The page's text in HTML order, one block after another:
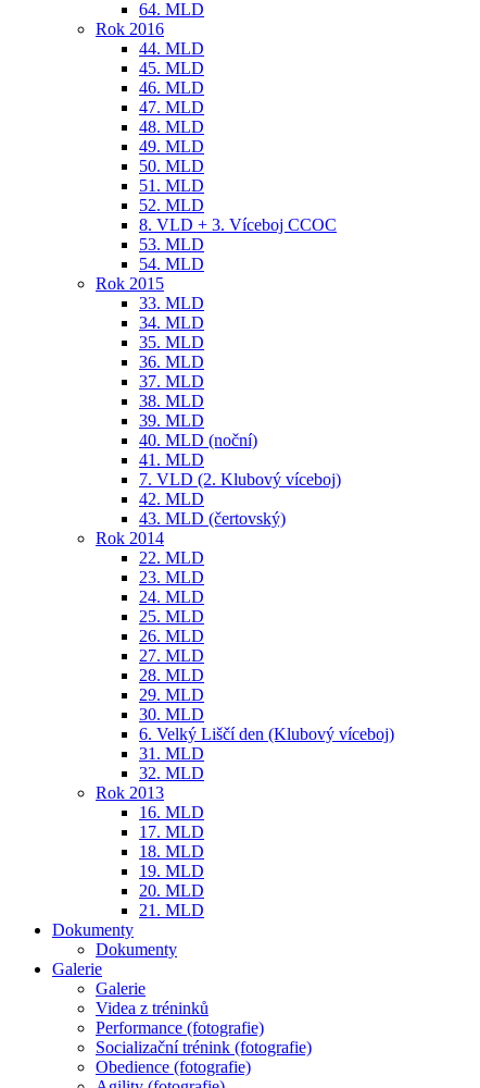
64. MLD
Rok 2016
44. MLD
45. MLD
46. MLD
47. MLD
48. MLD
49. MLD
50. MLD
51. MLD
52. MLD
8. VLD + 3. Víceboj CCOC
53. MLD
54. MLD
Rok 2015
33. MLD
34. MLD
35. MLD
36. MLD
37. MLD
38. MLD
39. MLD
40. MLD (noční)
41. MLD
7. VLD (2. Klubový víceboj)
42. MLD
43. MLD (čertovský)
Rok 2014
22. MLD
23. MLD
24. MLD
25. MLD
26. MLD
27. MLD
28. MLD
29. MLD
30. MLD
6. Velký Liščí den (Klubový víceboj)
31. MLD
32. MLD
Rok 2013
16. MLD
17. MLD
18. MLD
19. MLD
20. MLD
21. MLD
Dokumenty
Dokumenty
Galerie
Galerie
Videa z tréninků
Performance (fotografie)
Socializační trénink (fotografie)
Obedience (fotografie)